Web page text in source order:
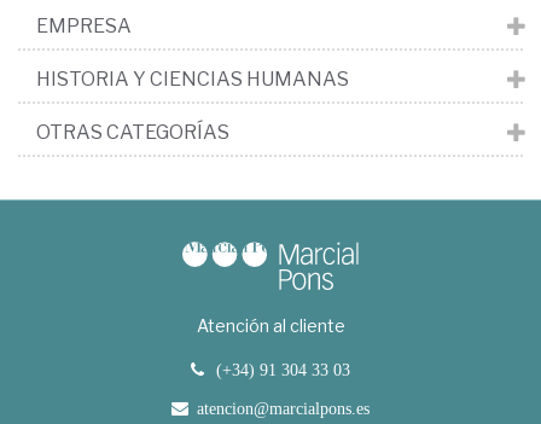
EMPRESA
HISTORIA Y CIENCIAS HUMANAS
OTRAS CATEGORÍAS
Atención al cliente
(+34) 91 304 33 03
atencion@marcialpons.es